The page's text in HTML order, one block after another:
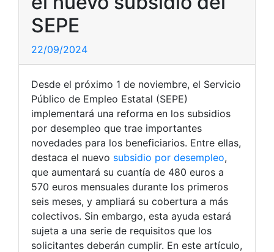
SEPE
22/09/2024
Desde el próximo 1 de noviembre, el Servicio
Público de Empleo Estatal (SEPE)
implementará una reforma en los subsidios
por desempleo que trae importantes
novedades para los beneficiarios. Entre ellas,
destaca el nuevo subsidio por desempleo,
que aumentará su cuantía de 480 euros a
570 euros mensuales durante los primeros
seis meses, y ampliará su cobertura a más
colectivos. Sin embargo, esta ayuda estará
sujeta a una serie de requisitos que los
solicitantes deberán cumplir. En este artículo,